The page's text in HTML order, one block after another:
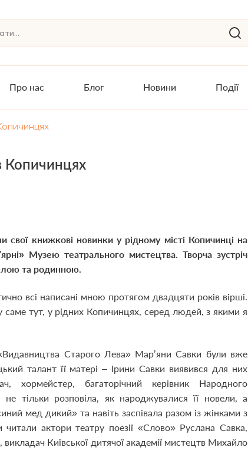
Про нас Блог Новини Події
Копичинцях
свої книжкові новинки у рідному місті Копичинці на
Музею театрального мистецтва. Творча зустріч
та родинною.
всі написані мною протягом двадцяти років вірші.
тут, у рідних Копичинцях, серед людей, з якими я
Старого Лева» Мар’яни Савки були вже
талант її матері – Ірини Савки виявився для них
хормейстер, багаторічний керівник Народного
тільки розповіла, як народжувалися її новели, а
мед дикий» та навіть заспівала разом із жінками з
актори театру поезії «Слово» Руслана Савка,
Київської дитячої академії мистецтв Михайло